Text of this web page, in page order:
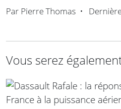
Par Pierre Thomas •
Vous serez